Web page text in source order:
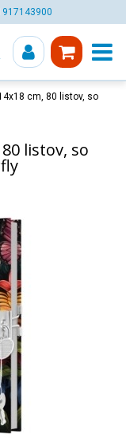
cm, 80 listov, so
listov, so